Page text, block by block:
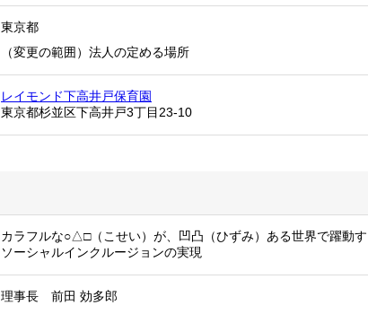
東京都
（変更の範囲）法人の定める場所
レイモンド下高井戸保育園
東京都杉並区下高井戸3丁目23-10
カラフルな○△□（こせい）が、凹凸（ひずみ）ある世界で躍動
ソーシャルインクルージョンの実現
理事長 前田 効多郎